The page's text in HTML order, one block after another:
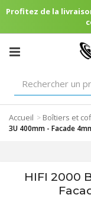
Profitez de la
Accueil > Boîtiers et
3U 400mm - Facade
HIFI 2000